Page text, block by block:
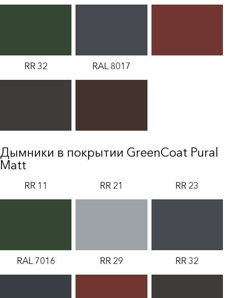
RR 32 RAL 8017
Дымники в покрытии GreenCoat Pural
Matt
RR 11 RR 21 RR 23
RAL 7016 RR 29 RR 32